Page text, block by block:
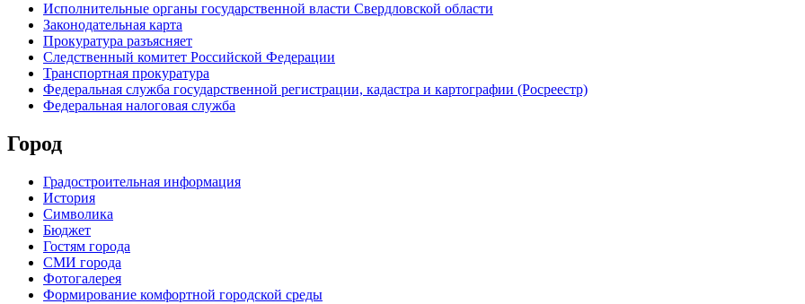
Исполнительные органы государственной власти Свердловской области
Законодательная карта
Прокуратура разъясняет
Следственный комитет Российской Федерации
Транспортная прокуратура
Федеральная служба государственной регистрации, кадастра и картографии (Росреестр)
Федеральная налоговая служба
Город
Градостроительная информация
История
Символика
Бюджет
Гостям города
СМИ города
Фотогалерея
Формирование комфортной городской среды